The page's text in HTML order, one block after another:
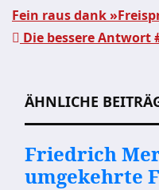
Fein raus dank
Die bessere Antwort
ÄHNLICHE
Friedrich
umgekehrte